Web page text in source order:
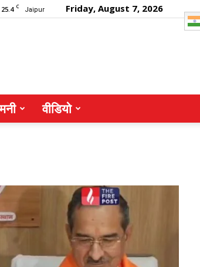
25.4 C Jaipur Friday, August 7, 2026
वीडियो